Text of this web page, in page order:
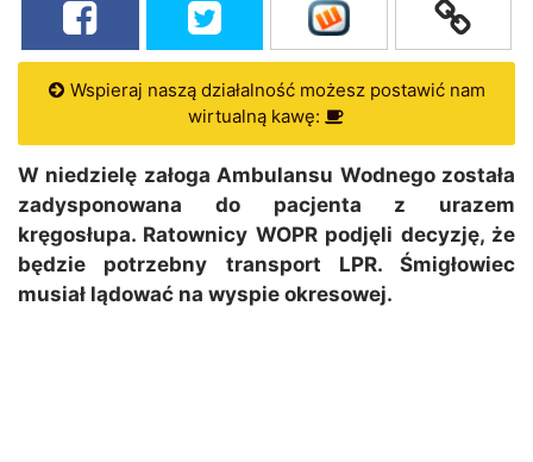
Wspieraj naszą działalność możesz postawić nam
wirtualną kawę:
W niedzielę załoga Ambulansu Wodnego została
zadysponowana do pacjenta z urazem
kręgosłupa. Ratownicy WOPR podjęli decyzję, że
będzie potrzebny transport LPR. Śmigłowiec
musiał lądować na wyspie okresowej.